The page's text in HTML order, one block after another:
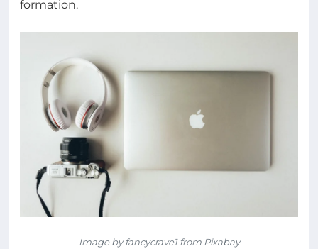
formation.
Image by fancycrave1 from Pixabay